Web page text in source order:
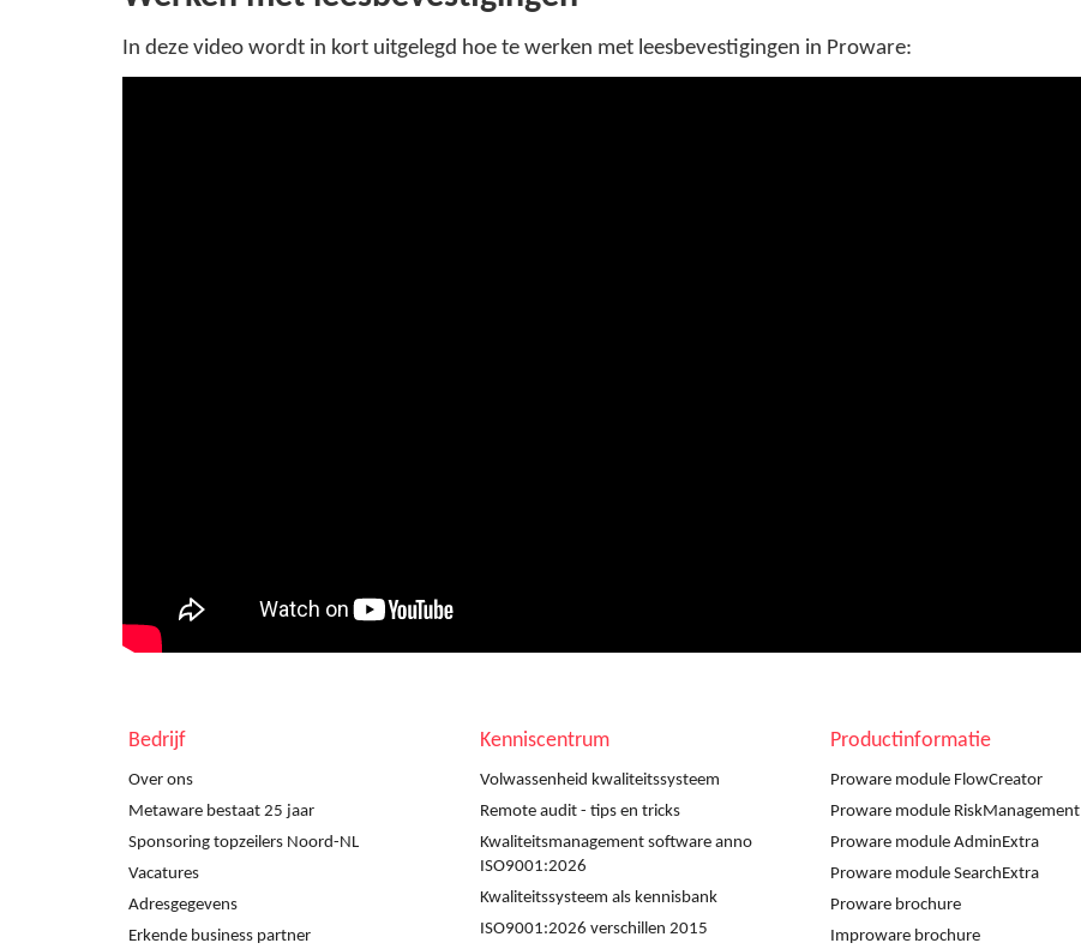
In deze video wordt in kort uitgelegd hoe te werken met leesbevestigingen in Proware:
Bedrijf
Over ons
Metaware bestaat 25 jaar
Sponsoring topzeilers Noord-NL
Vacatures
Adresgegevens
Erkende business partner
Kenniscentrum
Volwassenheid kwaliteitssysteem
Remote audit - tips en tricks
Kwaliteitsmanagement software anno
ISO9001:2026
Kwaliteitssysteem als kennisbank
ISO9001:2026 verschillen 2015
Productinformatie
Proware module FlowCreator
Proware module RiskManagement
Proware module AdminExtra
Proware module SearchExtra
Proware brochure
Improware brochure